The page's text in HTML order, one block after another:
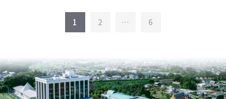
1 2 … 6